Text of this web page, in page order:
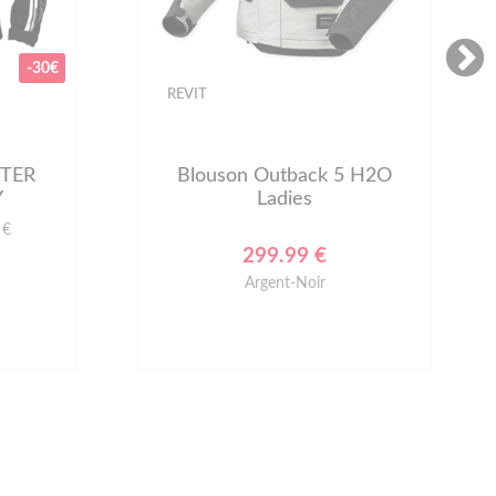
-30€
€
REVIT
Blouson Outback 5 H2O
Ladies
299.99 €
Argent-Noir